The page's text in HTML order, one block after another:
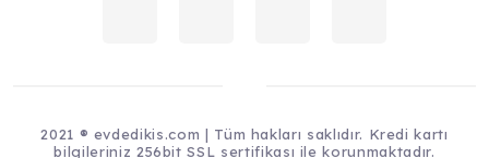
2021 ® evdedikis.com | Tüm hakları saklıdır. Kredi kartı
bilgileriniz 256bit SSL sertifikası ile korunmaktadır.